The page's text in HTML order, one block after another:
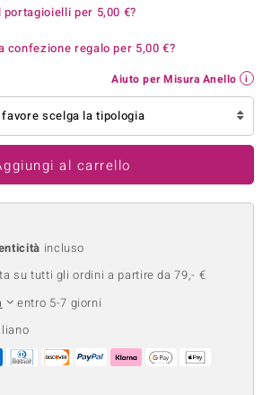
portagioielli per 5,00 €?
confezione regalo per 5,00 €?
Aiuto per Misura Anello
favore scelga la tipologia
al carrello
incluso
su tutti gli ordini a partire da 79,- €
entro 5-7 giorni